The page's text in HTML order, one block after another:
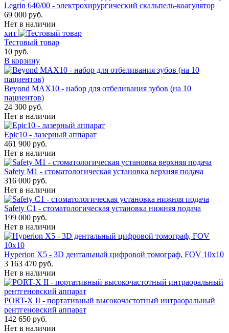
Legrin 640/00 - электрохирургический скальпель-коагулятор
69 000 руб.
Нет в наличии
хит
Тестовый товар
10 руб.
В корзину
Beyond MAX10 - набор для отбеливания зубов (на 10
пациентов)
24 300 руб.
Нет в наличии
Epic10 - лазерный аппарат
461 900 руб.
Нет в наличии
Safety M1 - стоматологическая установка верхняя подача
316 000 руб.
Нет в наличии
Safety C1 - стоматологическая установка нижняя подача
199 000 руб.
Нет в наличии
Hyperion X5 - 3D дентальный цифровой томограф, FOV 10x10
3 163 470 руб.
Нет в наличии
PORT-X II - портативный высокочастотный интраоральный
рентгеновский аппарат
142 650 руб.
Нет в наличии